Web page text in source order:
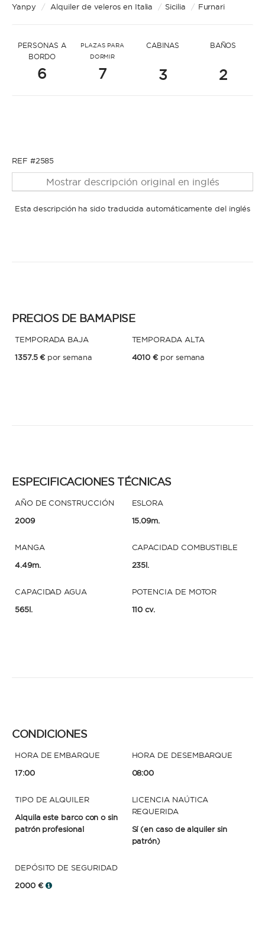
Yanpy / Alquiler de veleros en Italia / Sicilia / Furnari
PERSONAS A
BORDO
6
PLAZAS PARA
DORMIR
7
CABINAS
3
BAÑOS
2
REF #2585
Mostrar descripción original en inglés
Esta descripción ha sido traducida automáticamente del inglés
PRECIOS DE BAMAPISE
TEMPORADA BAJA
1357.5 € por semana
TEMPORADA ALTA
4010 € por semana
ESPECIFICACIONES TÉCNICAS
AÑO DE CONSTRUCCIÓN
2009
ESLORA
15.09m.
MANGA
4.49m.
CAPACIDAD COMBUSTIBLE
235l.
CAPACIDAD AGUA
565l.
POTENCIA DE MOTOR
110 cv.
CONDICIONES
HORA DE EMBARQUE
17:00
HORA DE DESEMBARQUE
08:00
TIPO DE ALQUILER
Alquila este barco con o sin
patrón profesional
LICENCIA NAÚTICA
REQUERIDA
Sí (en caso de alquiler sin
patrón)
DEPÓSITO DE SEGURIDAD
2000 €
* Correo electrónico
Política de Privacidad.
* Apellidos
Al enviar esta solicitud, aceptas los Términos y condiciones de uso
Política de Privacidad